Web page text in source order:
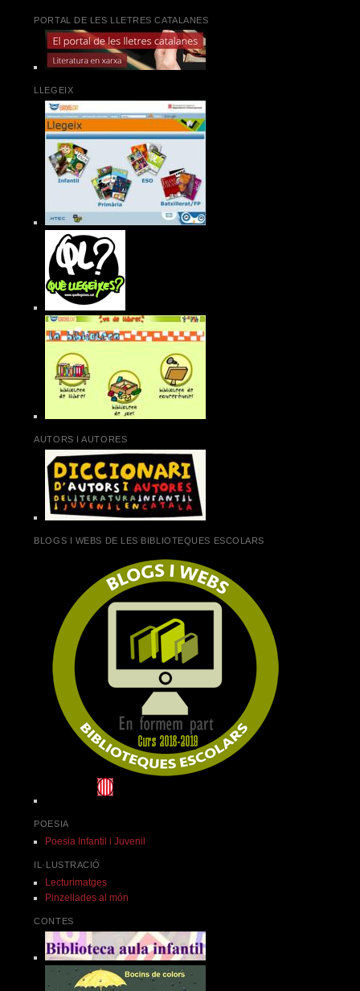
PORTAL DE LES LLETRES CATALANES
LLEGEIX
AUTORS I AUTORES
BLOGS I WEBS DE LES BIBLIOTEQUES ESCOLARS
POESIA
Poesia Infantil i Juvenil
IL·LUSTRACIÓ
Lecturimatges
Pinzellades al món
CONTES